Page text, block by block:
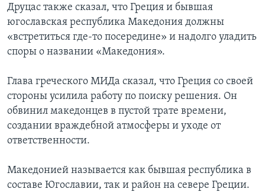
Друцас также сказал, что Греция и бывшая
югославская республика Македония должны
«встретиться где-то посередине» и надолго уладить
споры о названии «Македония».
Глава греческого МИДа сказал, что Греция со своей
стороны усилила работу по поиску решения. Он
обвинил македонцев в пустой трате времени,
создании враждебной атмосферы и уходе от
ответственности.
Македонией называется как бывшая республика в
составе Югославии, так и район на севере Греции.